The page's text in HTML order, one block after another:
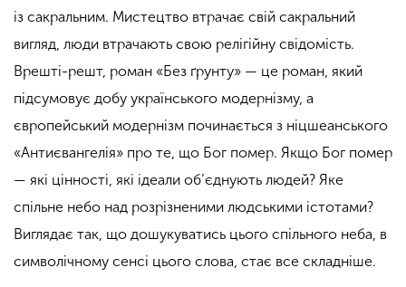
із сакральним. Мистецтво втрачає свій сакральний
вигляд, люди втрачають свою релігійну свідомість.
Врешті-решт, роман «Без ґрунту» — це роман, який
підсумовує добу українського модернізму, а
європейський модернізм починається з ніцшеанського
«Антиєвангелія» про те, що Бог помер. Якщо Бог помер
— які цінності, які ідеали об’єднують людей? Яке
спільне небо над розрізненими людськими істотами?
Виглядає так, що дошукуватись цього спільного неба, в
символічному сенсі цього слова, стає все складніше.